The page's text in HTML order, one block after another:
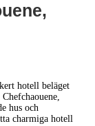
hotell beläget
hus och
charmiga hotell